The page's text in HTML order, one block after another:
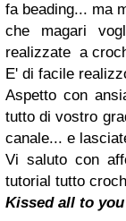
fa beading... ma
che magari
realizzate a
E' di facile
Aspetto con
tutto di vostro
canale... e
Vi saluto con
tutorial tutto
Kissed all to you